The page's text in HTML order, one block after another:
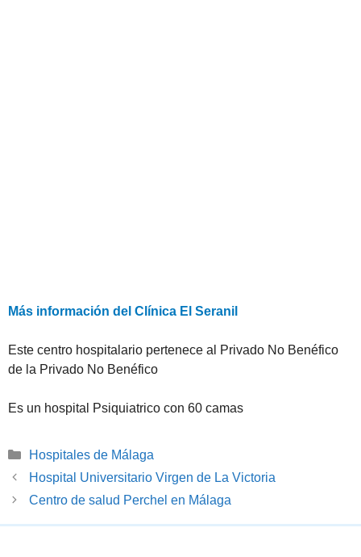
Más información del Clínica El Seranil
Este centro hospitalario pertenece al Privado No Benéfico
de la Privado No Benéfico
Es un hospital Psiquiatrico con 60 camas
Categorías
Hospitales de Málaga
Hospital Universitario Virgen de La Victoria
Centro de salud Perchel en Málaga